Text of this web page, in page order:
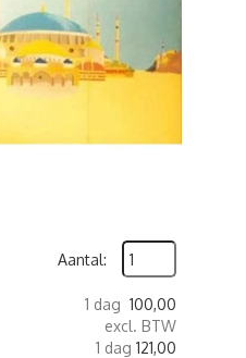
Aantal:
1 dag 100,00
excl. BTW
1 dag 121,00